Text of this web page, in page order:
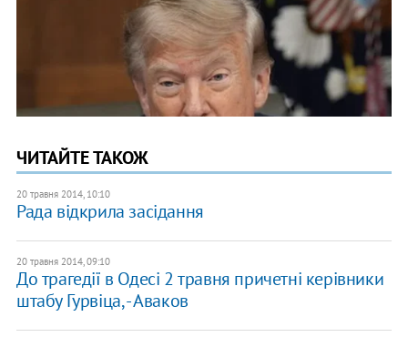
ЧИТАЙТЕ ТАКОЖ
20 травня 2014, 10:10
Рада відкрила засідання
20 травня 2014, 09:10
До трагедії в Одесі 2 травня причетні керівники
штабу Гурвіца, - Аваков